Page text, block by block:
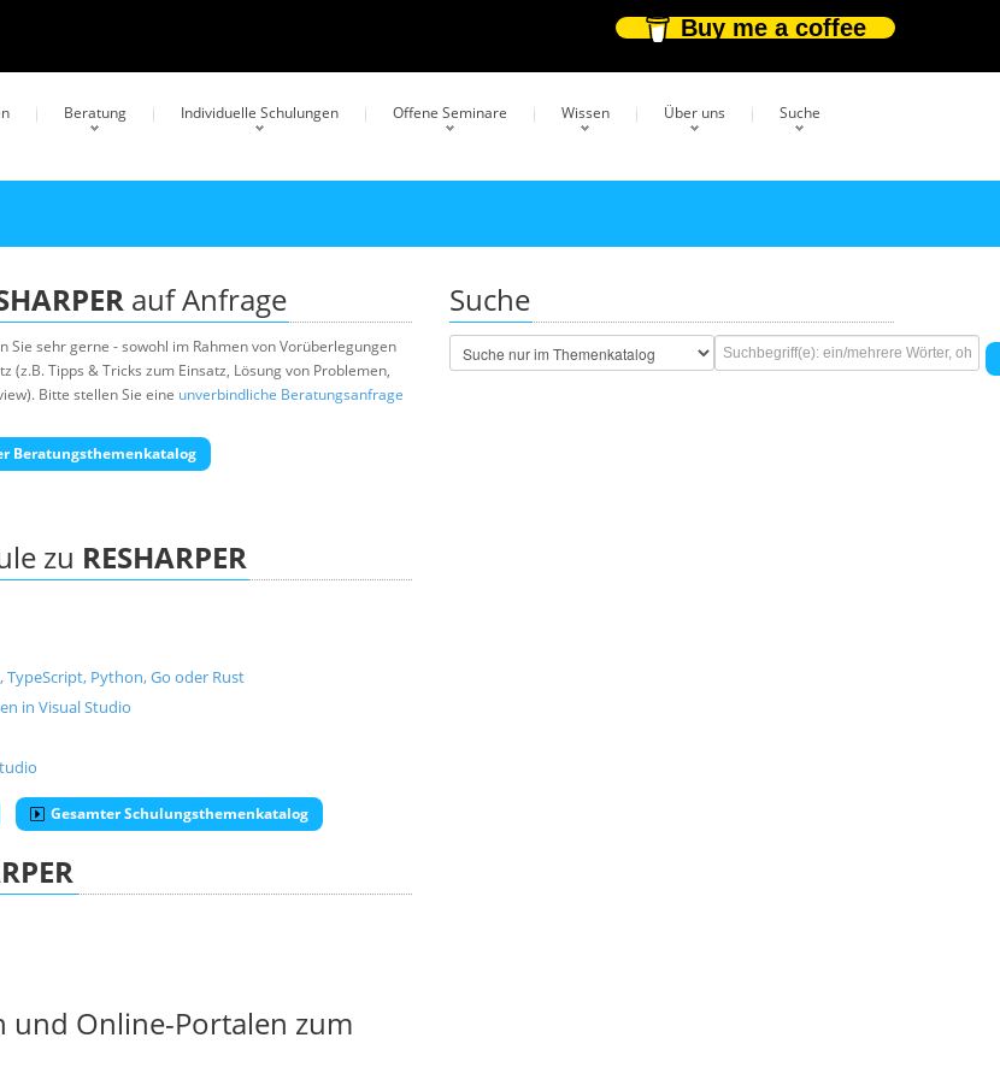
Buy me a coffee
Beratung Individuelle Schulungen Offene Seminare Wissen Über uns Suche
auf Anfrage
Sie sehr gerne - sowohl im Rahmen von Vorüberlegungen
Tipps & Tricks zum Einsatz, Lösung von Problemen,
Bitte stellen Sie eine unverbindliche Beratungsanfrage
Beratungsthemenkatalog
zu RESHARPER
TypeScript, Python, Go oder Rust
in Visual Studio
Gesamter Schulungsthemenkatalog
und Online-Portalen zum
Suche